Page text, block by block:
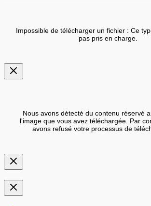
Impossible de télécharger un fichier : Ce
pas pris en charge.
Nous avons détecté du contenu réservé
l'image que vous avez téléchargée. Par
avons refusé votre processus de